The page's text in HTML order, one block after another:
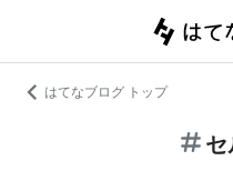
はてなブログ トップ